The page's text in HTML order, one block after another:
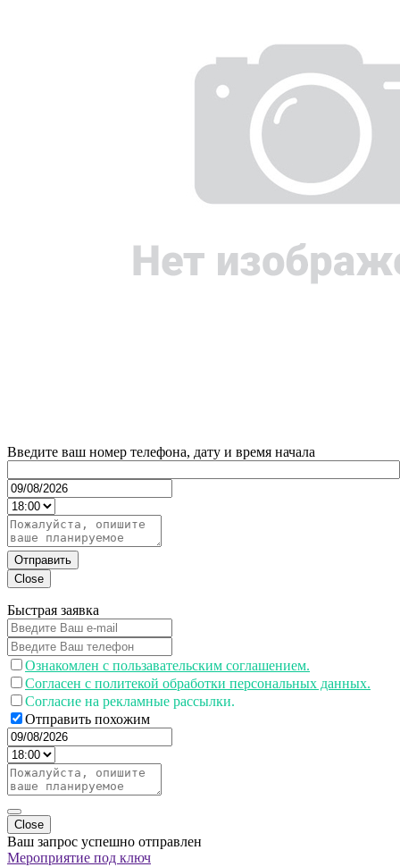
Введите ваш номер телефона, дату и время начала
Отправить
Close
Быстрая заявка
Ознакомлен с пользавательским соглашением.
Согласен с политекой обработки персональных данных.
Согласие на рекламные рассылки.
Отправить похожим
Close
Ваш запрос успешно отправлен
Мероприятие под ключ